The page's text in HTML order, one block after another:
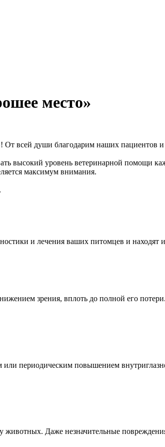
место»
всей души благодарим наших пациентов и
высокий уровень ветеринарной помощи
максимум внимания.
и лечения ваших питомцев и
зрения, вплоть до полной его
периодическим повышением
животных. Даже незначительные